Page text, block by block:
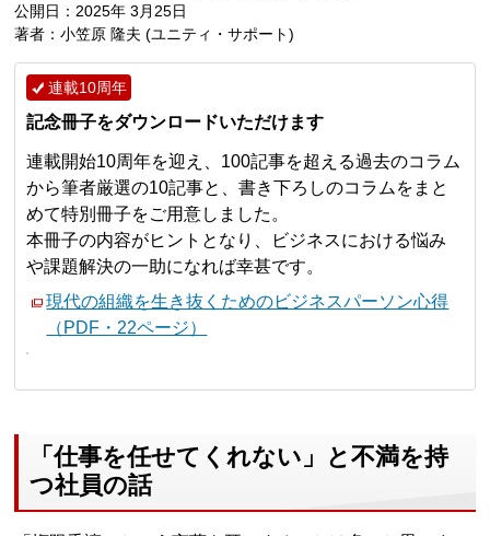
公開日：2025年 3月25日
著者：小笠原 隆夫 (ユニティ・サポート)
連載10周年
記念冊子をダウンロードいただけます
連載開始10周年を迎え、100記事を超える過去のコラム
から筆者厳選の10記事と、書き下ろしのコラムをまと
めて特別冊子をご用意しました。
本冊子の内容がヒントとなり、ビジネスにおける悩み
や課題解決の一助になれば幸甚です。
現代の組織を生き抜くためのビジネスパーソン心得
（PDF・22ページ）
「仕事を任せてくれない」と不満を持
つ社員の話